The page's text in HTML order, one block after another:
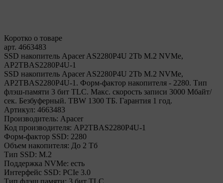
Коротко о товаре
арт. 4663483
SSD накопитель Apacer AS2280P4U 2Tb M.2 NVMe,
AP2TBAS2280P4U-1
SSD накопитель Apacer AS2280P4U 2Tb M.2 NVMe,
AP2TBAS2280P4U-1. Форм-фактор накопителя - 2280. Тип
флэш-памяти 3 бит TLC. Макс. скорость записи 3000 Мбайт/
сек. Безбуферный. TBW 1300 ТБ. Гарантия 1 год.
Артикул: 4663483
Производитель: Apacer
Код производителя: AP2TBAS2280P4U-1
Форм-фактор SSD: 2280
Объем накопителя: До 2 Тб
Тип SSD: М.2
Поддержка NVMe: есть
Интерфейс SSD: PCIe 3.0
Тип флэш памяти: 3 бит TLC